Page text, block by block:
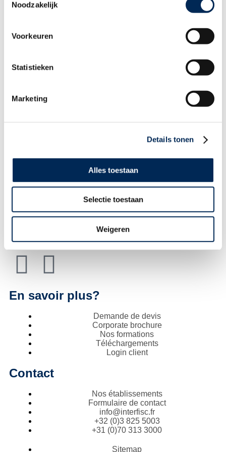
Noodzakelijk
Voorkeuren
Statistieken
Marketing
Details tonen
Alles toestaan
Selectie toestaan
Weigeren
dans le domaine de l’administration des salaires transfrontalière, qui
sont en mesure de poursuivre la transmission de sa vision.
pendant plus de 40 ans et supprimé de nombreux obstacles au
commerce au Benelux, ce dont il peut être fier.
Naturellement, son soutien et sa confiance vont nous faire cruellement
aussi résolus qu’il ne l’était lui-même à continuer sa mission unique et
à veiller à ce que l’histoire d’Interfisc se poursuivre. Nous honorons
ainsi les propos qu’il a tenus dans la publication jubilaire parue en 2007
Contact
Nos établissements
Formulaire de contact
info@interfisc.fr
+32 (0)3 825 5003
+31 (0)70 313 3000
En savoir plus?
Demande de devis
Corporate brochure
Nos formations
Téléchargements
Login client
Inscrivez-vous à nos infos !
Bas, en Belgique, en Allemagne, en France, au Royaume-
Uni et en Italie.
Je m'inscris >
Sitemap